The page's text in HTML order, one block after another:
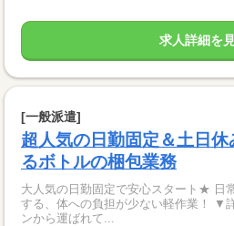
求人詳細を
[一般派遣]
超人気の日勤固定＆土日
るボトルの梱包業務
大人気の日勤固定で安心スタート★ 日
する、体への負担が少ない軽作業！ ▼詳しいお仕事内容 ・生産ライ
ンから運ばれて...